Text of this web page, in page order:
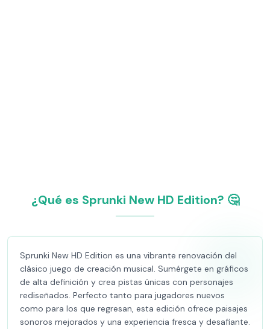
¿Qué es Sprunki New HD Edition? 🤔
Sprunki New HD Edition es una vibrante renovación del
clásico juego de creación musical. Sumérgete en gráficos
de alta definición y crea pistas únicas con personajes
rediseñados. Perfecto tanto para jugadores nuevos
como para los que regresan, esta edición ofrece paisajes
sonoros mejorados y una experiencia fresca y desafiante.